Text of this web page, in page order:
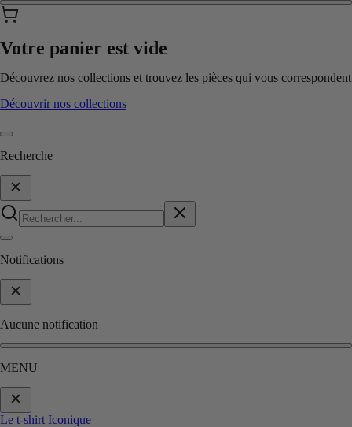
Votre panier est vide
Découvrez nos collections et trouvez les pièces qui vous correspondent
Découvrir nos collections
Recherche
Notifications
Aucune notification
MENU
Le t-shirt Iconique